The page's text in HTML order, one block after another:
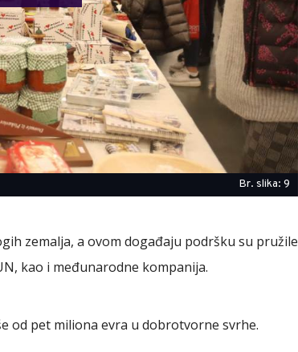
Br. slika: 9
zemalja, a ovom događaju podršku su pružile
kao i međunarodne kompanija.
od pet miliona evra u dobrotvorne svrhe.